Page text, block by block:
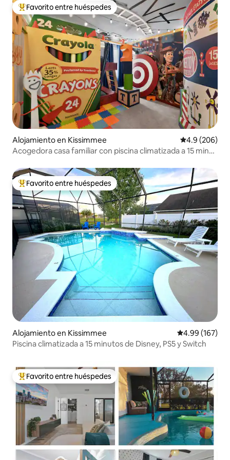
Favorito entre huéspedes preferido
Favorito entre huéspedes
Alojamiento en Kissimmee Calificación
4.9 (206)
Acogedora casa familiar con piscina climatizada a 15 min
Favorito entre huéspedes preferido
Favorito entre huéspedes
Alojamiento en Kissimmee Calificación
4.99 (167)
Piscina climatizada a 15 minutos de Disney, PS5 y Switch
Favorito entre huéspedes preferido
Favorito entre huéspedes